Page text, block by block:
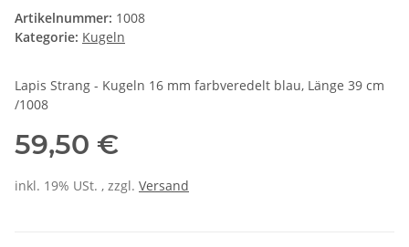
Artikelnummer: 1008
Kategorie: Kugeln
Lapis Strang - Kugeln 16 mm farbveredelt blau, Länge 39 cm
/1008
59,50 €
inkl. 19% USt. , zzgl. Versand